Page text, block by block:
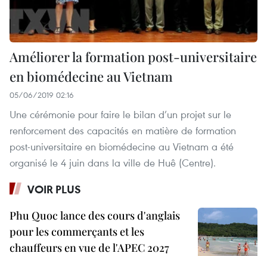
Améliorer la formation post-universitaire
en biomédecine au Vietnam
05/06/2019 02:16
Une cérémonie pour faire le bilan d’un projet sur le
renforcement des capacités en matière de formation
post-universitaire en biomédecine au Vietnam a été
organisé le 4 juin dans la ville de Huê (Centre).
VOIR PLUS
Phu Quoc lance des cours d'anglais
pour les commerçants et les
chauffeurs en vue de l'APEC 2027